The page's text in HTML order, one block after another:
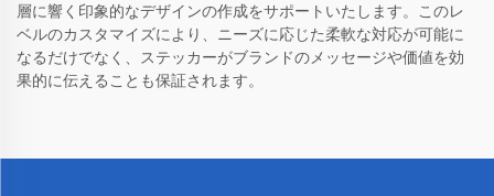
層に響く印象的なデザインの作成をサポートいたします。このレ
ベルのカスタマイズにより、ニーズに応じた柔軟な対応が可能に
なるだけでなく、ステッカーがブランドのメッセージや価値を効
果的に伝えることも保証されます。